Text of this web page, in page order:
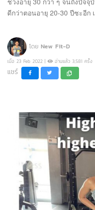
ดีกว่าตอนอายุ 20-30 ปีซะอีก
โดย New Fit-D
เมื่อ 23 Feb 2022 | อ่านแล้ว 3,581 ครั้ง
แชร์